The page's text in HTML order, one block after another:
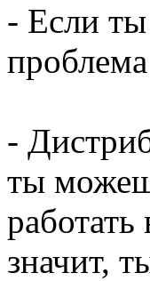
- Если ты
проблема
-
ты
значит,